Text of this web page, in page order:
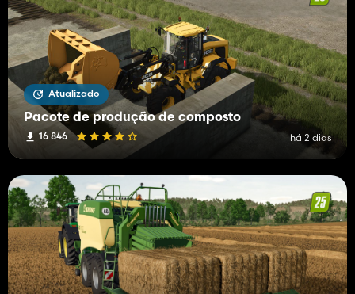
Atualizado
Pacote de produção de composto
16 846 há 2 dias